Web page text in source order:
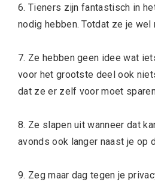
6. Tieners zijn fantastisch in
nodig hebben. Totdat ze je wel
7. Ze hebben geen idee wat
voor het grootste deel ook
dat ze er zelf voor moet
8. Ze slapen uit wanneer dat
avonds ook langer naast je op
9. Zeg maar dag tegen je